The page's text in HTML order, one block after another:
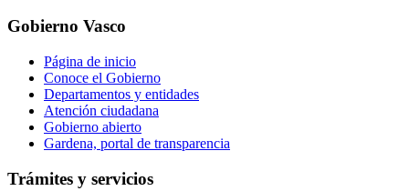
Gobierno Vasco
Página de inicio
Conoce el Gobierno
Departamentos y entidades
Atención ciudadana
Gobierno abierto
Gardena, portal de transparencia
Trámites y servicios